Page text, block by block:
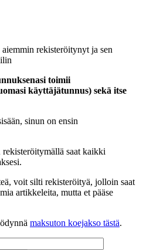
rekisteröitynyt ja sen
toimii
käyttäjätunnus) sekä itse
sinun on ensin
saat kaikki
voit silti rekisteröityä, jolloin saat
artikkeleita, mutta et pääse
maksuton koejakso tästä.